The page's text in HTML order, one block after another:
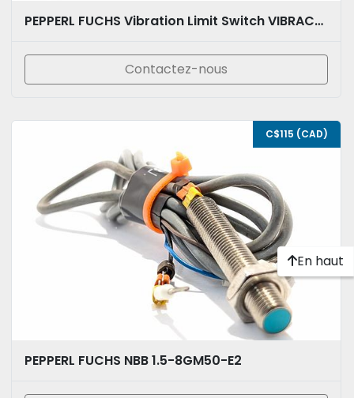
PEPPERL FUCHS Vibration Limit Switch VIBRACON MINI LVL-A7-BG4B-E5PU-CG-EMS
Contactez-nous
C$115 (CAD)
PEPPERL FUCHS NBB 1.5-8GM50-E2
En haut